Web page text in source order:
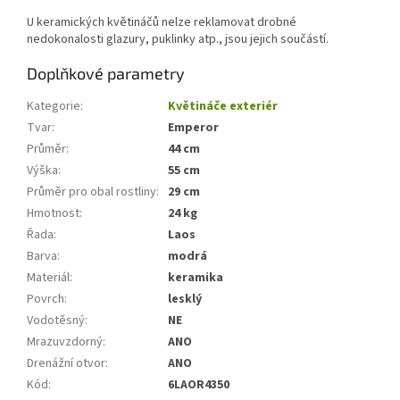
U keramických květináčů nelze reklamovat drobné
nedokonalosti glazury, puklinky atp., jsou jejich součástí.
Doplňkové parametry
Kategorie:
Květináče exteriér
Tvar:
Emperor
Průměr:
44 cm
Výška:
55 cm
Průměr pro obal rostliny: 29 cm
Hmotnost:
24 kg
Řada:
Laos
Barva:
modrá
Materiál:
keramika
Povrch:
lesklý
Vodotěsný:
NE
Mrazuvzdorný:
ANO
Drenážní otvor:
ANO
Kód: 6LAOR4350